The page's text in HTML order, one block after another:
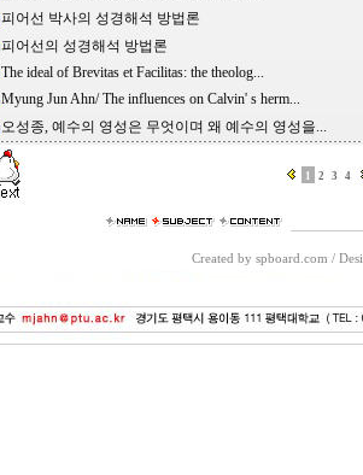
피어선 박사의 성경해석 방법론
피어선의 성경해석 방법론
The ideal of Brevitas et Facilitas: the theolog...
Myung Jun Ahn/ The influences on Calvin' s herm...
오성종, 예수의 영성은 무엇이며 왜 예수의 영성을...
1 2 3 4
Created by spboard.com /